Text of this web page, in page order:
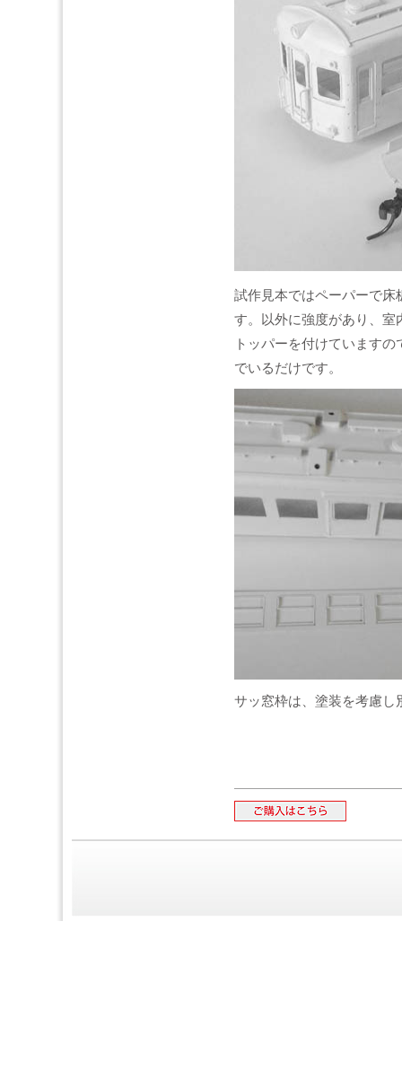
試作見本ではペーパーで床
す。以外に強度があり、室
トッパーを付けています
でいるだけです。
サッ窓枠は、塗装を考慮し